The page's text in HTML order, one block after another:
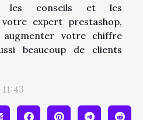
les conseils et les
expert prestashop,
augmenter votre chiffre
beaucoup de clients